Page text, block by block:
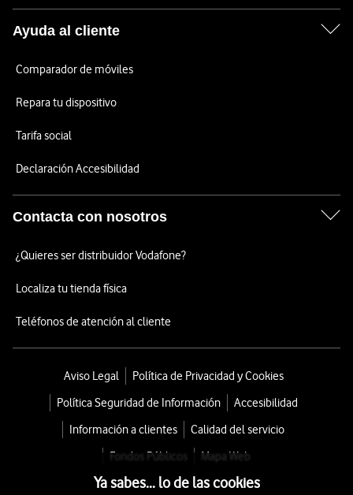
Ayuda al cliente
Comparador de móviles
Repara tu dispositivo
Tarifa social
Declaración Accesibilidad
Contacta con nosotros
¿Quieres ser distribuidor Vodafone?
Localiza tu tienda física
Teléfonos de atención al cliente
Aviso Legal
Política de Privacidad y Cookies
Política Seguridad de Información
Accesibilidad
Información a clientes
Calidad del servicio
Fondos Públicos
Mapa Web
Ya sabes... lo de las cookies